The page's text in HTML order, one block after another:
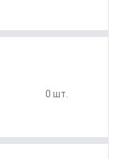
0 шт.